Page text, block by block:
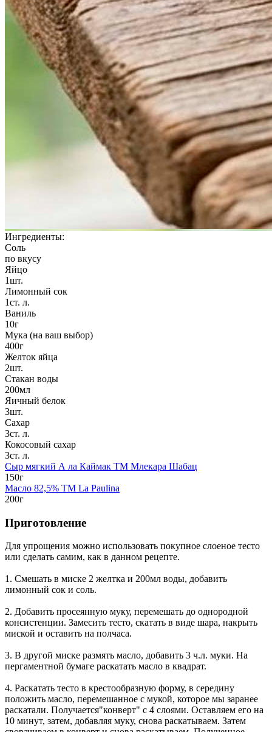
Ингредиенты:
Соль
по вкусу
Яйцо
1шт.
Лимонный сок
1ст. л.
Ваниль
10г
Мука (на ваш выбор)
400г
Желток яйца
2шт.
Стакан воды
200мл
Яичный белок
3шт.
Сахар
3ст. л.
Кокосовый сахар
3ст. л.
Сыр мягкий А ла Каймак TM Млекара Шабац
150г
Масло 82,5% TM La Paulina
200г
Приготовление
Для упрощения можно использовать покупное слоеное тесто
или сделать самим, как в данном рецепте.
1. Смешать в миске 2 желтка и 200мл воды, добавить
лимонный сок и соль.
2. Добавить просеянную муку, перемешать до однородной
консистенции. Замесить тесто, скатать в виде шара, накрыть
миской и оставить на полчаса.
3. В другой миске размять масло, добавить 3 ч.л. муки. На
пергаментной бумаге раскатать масло в квадрат.
4. Раскатать тесто в крестообразную форму, в середину
положить масло, перемешанное с мукой, которое мы заранее
раскатали. Получается"конверт" с 4 слоями. Оставляем его на
10 минут, затем, добавляя муку, снова раскатываем. Затем